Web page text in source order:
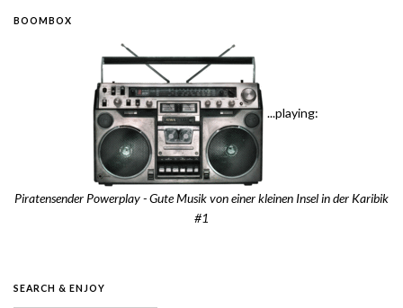
BOOMBOX
...playing:
Piratensender Powerplay - Gute Musik von einer kleinen Insel in der Karibik
#1
SEARCH & ENJOY